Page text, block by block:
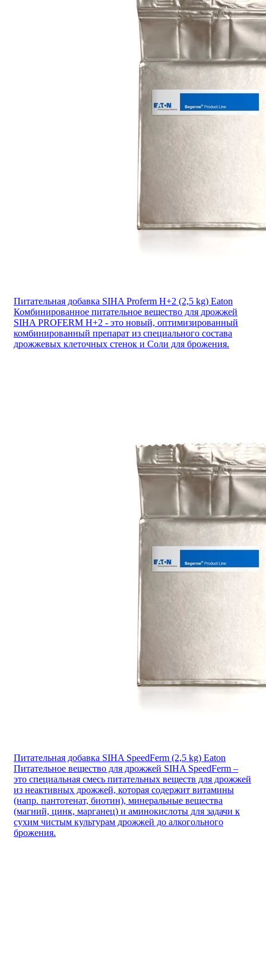
Питательная добавка SIHA Proferm H+2 (2,5 kg) Eaton
Комбинированное питательное вещество для дрожжей
SIHA PROFERM H+2 - это новый, оптимизированный
комбинированный препарат из специального состава
дрожжевых клеточных стенок и Соли для брожения.
Питательная добавка SIHA SpeedFerm (2,5 kg) Eaton
Питательное вещество для дрожжей SIHA SpeedFerm –
это специальная смесь питательных веществ для дрожжей
из неактивных дрожжей, которая содержит витамины
(напр. пантотенат, биотин), минеральные вещества
(магний, цинк, марганец) и аминокислоты для задачи к
сухим чистым культурам дрожжей до алкогольного
брожения.